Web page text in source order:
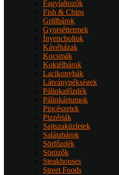
Fagylaltozók
Fish & Chips
Grillbárok
Gyorséttermek
Ínyencboltok
Kávéházak
Kocsmák
Koktélbárok
Lacikonyhák
Látványpékségek
Pálinkafőzdék
Pálinkáriumok
Pincészetek
Pizzériák
Sajtszaküzletek
Salátabárok
Sörfőzdék
Sörözők
Steakhouses
Street Foods